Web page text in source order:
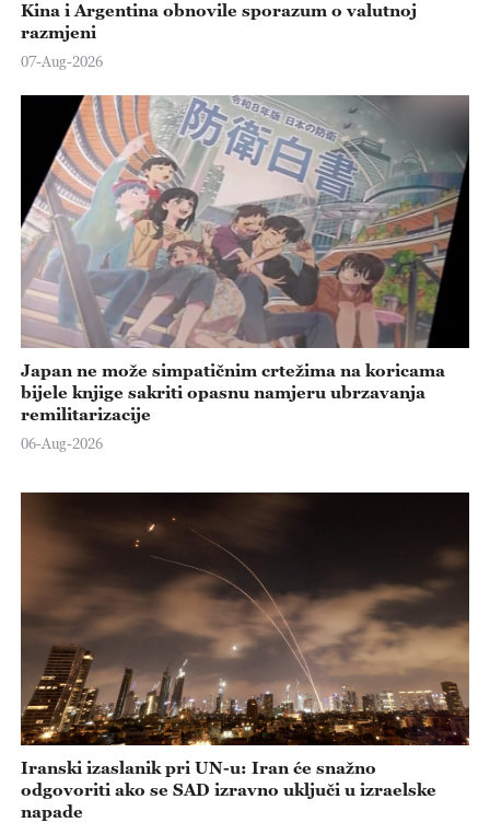
Kina i Argentina obnovile sporazum o valutnoj
razmjeni
07-Aug-2026
Japan ne može simpatičnim crtežima na koricama
bijele knjige sakriti opasnu namjeru ubrzavanja
remilitarizacije
06-Aug-2026
Iranski izaslanik pri UN-u: Iran će snažno
odgovoriti ako se SAD izravno uključi u izraelske
napade